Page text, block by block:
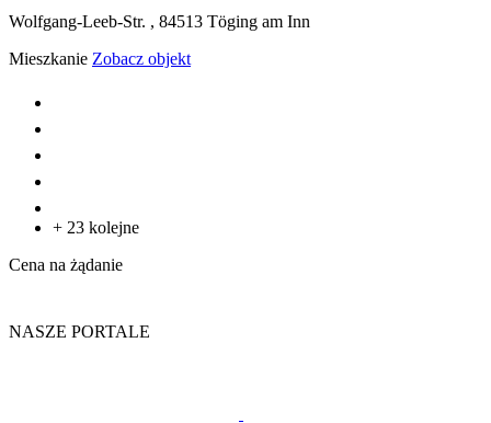
Wolfgang-Leeb-Str. , 84513 Töging am Inn
Mieszkanie Zobacz objekt
+ 23 kolejne
Cena na żądanie
NASZE PORTALE